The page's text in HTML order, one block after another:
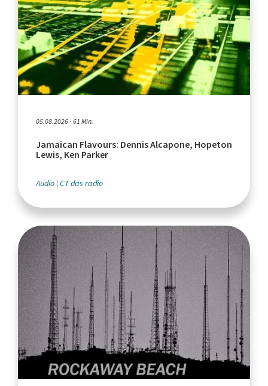
05.08.2026 - 61 Min.
Jamaican Flavours: Dennis Alcapone, Hopeton
Lewis, Ken Parker
Audio CT das radio